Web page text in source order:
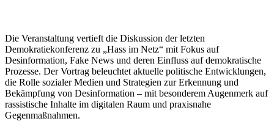
Die Veranstaltung vertieft die Diskussion der letzten
Demokratiekonferenz zu „Hass im Netz“ mit Fokus auf
Desinformation, Fake News und deren Einfluss auf demokratische
Prozesse. Der Vortrag beleuchtet aktuelle politische Entwicklungen,
die Rolle sozialer Medien und Strategien zur Erkennung und
Bekämpfung von Desinformation – mit besonderem Augenmerk auf
rassistische Inhalte im digitalen Raum und praxisnahe
Gegenmaßnahmen.